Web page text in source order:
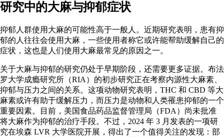
研究中的大麻与抑郁症状
抑郁人群使用大麻的可能性高于一般人。近期研究表明，患有抑
郁的人往往会使用大麻，一些使用者称它或许能帮助缓解自己的
症状，这也是人们使用大麻最常见的原因之一。
关于大麻与抑郁的研究仍处于早期阶段，还需要更多证据。布法
罗大学成瘾研究所（RIA） 的初步研究正在考察内源性大麻素、
抑郁与压力之间的关系。这项动物研究表明，THC 和 CBD 等大
麻素或许有助于缓解压力，而压力是动物和人类罹患抑郁的一个
重要因素。目前，美国食品药品监督管理局（FDA） 尚未批准
将大麻作为抑郁的治疗手段。不过，2024 年 3 月发表的一项研
究在埃森 LVR 大学医院开展，得出了一个值得关注的发现：部